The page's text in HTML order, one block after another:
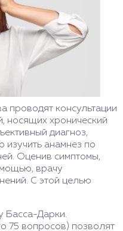
проводят консультации
носящих хронический
диагноз,
изучить анамнез по
Оценив симптомы,
врачу
С этой целью
Басса-Дарки.
75 вопросов) позволят